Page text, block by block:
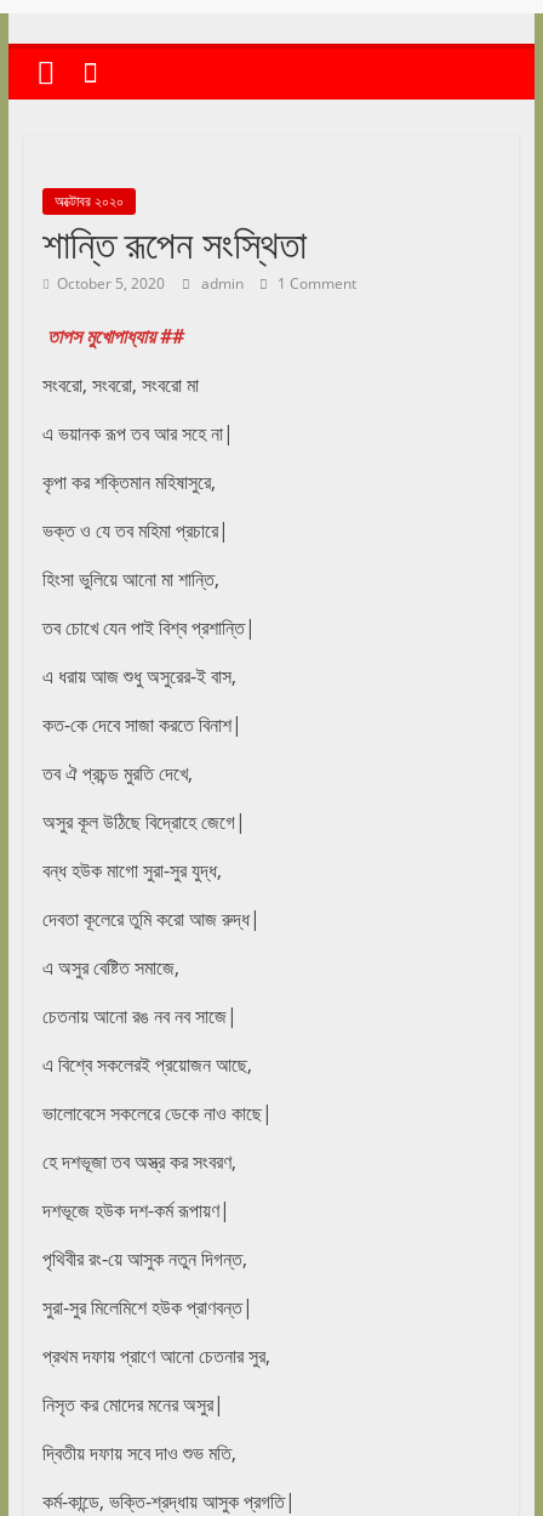
অক্টোবর ২০২০
শান্তি রূপেন সংস্থিতা
October 5, 2020 admin 1 Comment
তাপস মুখোপাধ্যায় ##
সংবরো, সংবরো, সংবরো মা
এ ভয়ানক রূপ তব আর সহে না|
কৃপা কর শক্তিমান মহিষাসুরে,
ভক্ত ও যে তব মহিমা প্রচারে|
হিংসা ভুলিয়ে আনো মা শান্তি,
তব চোখে যেন পাই বিশ্ব প্রশান্তি|
এ ধরায় আজ শুধু অসুরের-ই বাস,
কত-কে দেবে সাজা করতে বিনাশ|
তব ঐ প্রচন্ড মুরতি দেখে,
অসুর কূল উঠিছে বিদ্রোহে জেগে|
বন্ধ হউক মাগো সুরা-সুর যুদ্ধ,
দেবতা কূলেরে তুমি করো আজ রুদ্ধ|
এ অসুর বেষ্টিত সমাজে,
চেতনায় আনো রঙ নব নব সাজে|
এ বিশ্বে সকলেরই প্রয়োজন আছে,
ভালোবেসে সকলেরে ডেকে নাও কাছে|
হে দশভূজা তব অস্ত্র কর সংবরণ,
দশভূজে হউক দশ-কর্ম রূপায়ণ|
পৃথিবীর রং-য়ে আসুক নতুন দিগন্ত,
সুরা-সুর মিলেমিশে হউক প্রাণবন্ত|
প্রথম দফায় প্রাণে আনো চেতনার সুর,
নিসৃত কর মোদের মনের অসুর|
দ্বিতীয় দফায় সবে দাও শুভ মতি,
কর্ম-কান্ডে, ভক্তি-শ্রদ্ধায় আসুক প্রগতি|